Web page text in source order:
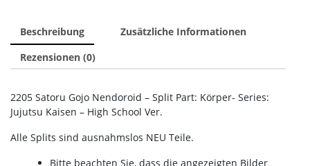
Beschreibung
Zusätzliche Informationen
Rezensionen (0)
2205 Satoru Gojo Nendoroid – Split Part: Körper- Series:
Jujutsu Kaisen – High School Ver.
Alle Splits sind ausnahmslos NEU Teile.
Bitte beachten Sie, dass die angezeigten Bilder